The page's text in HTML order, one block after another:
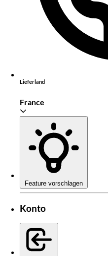
Lieferland
France
Feature vorschlagen
Konto